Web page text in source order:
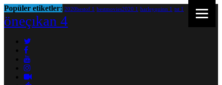
Popüler etiketler: 2020bestof 1 bestmovies2020 1 harleyquinn 1 tst 1
öneçıkan 4